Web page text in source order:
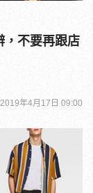
，不要再跟店
2019年4月17日 09:00